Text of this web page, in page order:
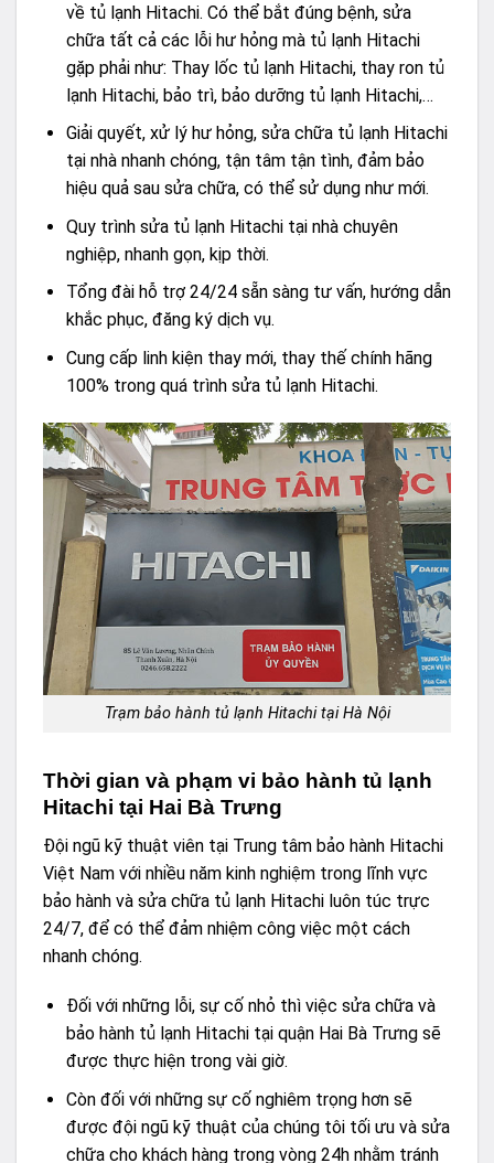
về tủ lạnh Hitachi. Có thể bắt đúng bệnh, sửa
chữa tất cả các lỗi hư hỏng mà tủ lạnh Hitachi
gặp phải như: Thay lốc tủ lạnh Hitachi, thay ron tủ
lạnh Hitachi, bảo trì, bảo dưỡng tủ lạnh Hitachi,…
Giải quyết, xử lý hư hỏng, sửa chữa tủ lạnh Hitachi
tại nhà nhanh chóng, tận tâm tận tình, đảm bảo
hiệu quả sau sửa chữa, có thể sử dụng như mới.
Quy trình sửa tủ lạnh Hitachi tại nhà chuyên
nghiệp, nhanh gọn, kịp thời.
Tổng đài hỗ trợ 24/24 sẵn sàng tư vấn, hướng dẫn
khắc phục, đăng ký dịch vụ.
Cung cấp linh kiện thay mới, thay thế chính hãng
100% trong quá trình sửa tủ lạnh Hitachi.
Trạm bảo hành tủ lạnh Hitachi tại Hà Nội
Thời gian và phạm vi bảo hành tủ lạnh
Hitachi tại Hai Bà Trưng
Đội ngũ kỹ thuật viên tại Trung tâm bảo hành Hitachi
Việt Nam với nhiều năm kinh nghiệm trong lĩnh vực
bảo hành và sửa chữa tủ lạnh Hitachi luôn túc trực
24/7, để có thể đảm nhiệm công việc một cách
nhanh chóng.
Đối với những lỗi, sự cố nhỏ thì việc sửa chữa và
bảo hành tủ lạnh Hitachi tại quận Hai Bà Trưng sẽ
được thực hiện trong vài giờ.
Còn đối với những sự cố nghiêm trọng hơn sẽ
được đội ngũ kỹ thuật của chúng tôi tối ưu và sửa
chữa cho khách hàng trong vòng 24h nhằm tránh